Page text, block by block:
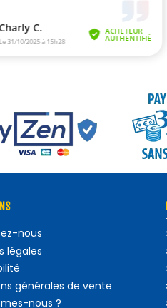
nous
légales
générales de vente
nous ?